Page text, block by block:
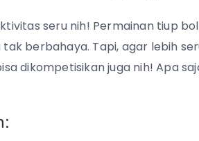
seru nih! Permainan tiup
berbahaya. Tapi, agar lebih
dikompetisikan juga nih! Apa